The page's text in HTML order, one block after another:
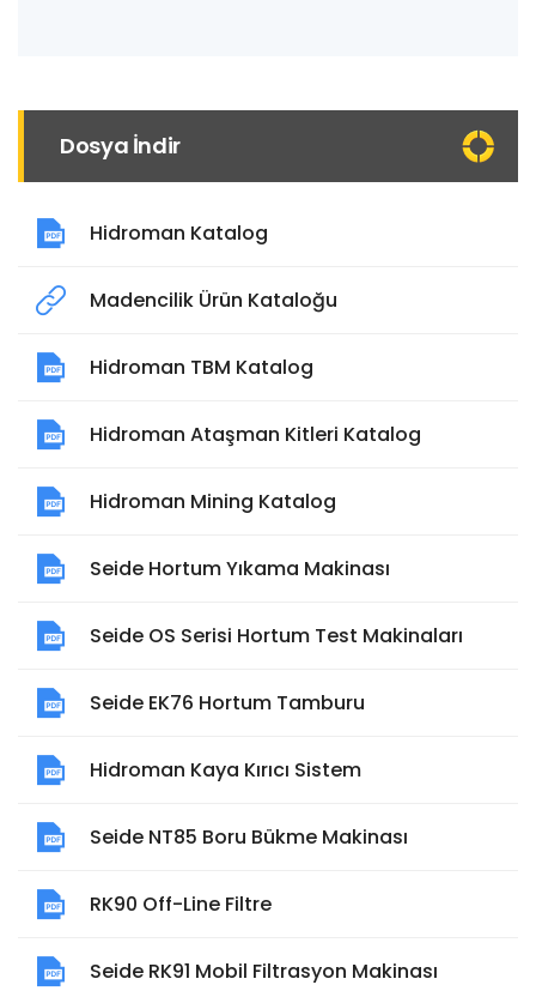
Dosya İndir
Hidroman Katalog
Madencilik Ürün Kataloğu
Hidroman TBM Katalog
Hidroman Ataşman Kitleri Katalog
Hidroman Mining Katalog
Seide Hortum Yıkama Makinası
Seide OS Serisi Hortum Test Makinaları
Seide EK76 Hortum Tamburu
Hidroman Kaya Kırıcı Sistem
Seide NT85 Boru Bükme Makinası
RK90 Off-Line Filtre
Seide RK91 Mobil Filtrasyon Makinası